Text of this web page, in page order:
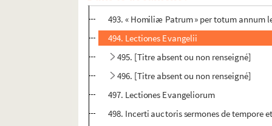
493. « Homiliæ Patrum » per totum annum
494. Lectiones Evangelii
495. [Titre absent ou non renseigné]
496. [Titre absent ou non renseigné]
497. Lectiones Evangeliorum
498. Incerti auctoris sermones de tempore